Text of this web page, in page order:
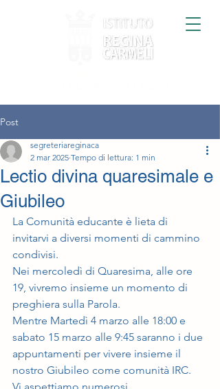
Post
Lectio divina quaresimale e
Giubileo
segreteriareginaca
2 mar 2025 Tempo di lettura: 1 min
La Comunità educante è lieta di
invitarvi a diversi momenti di cammino
condivisi.
Nei mercoledì di Quaresima, alle ore
19, vivremo insieme un momento di
preghiera sulla Parola.
Mentre Martedì 4 marzo alle 18:00 e
sabato 15 marzo alle 9:45 saranno i due
appuntamenti per vivere insieme il
nostro Giubileo come comunità IRC.